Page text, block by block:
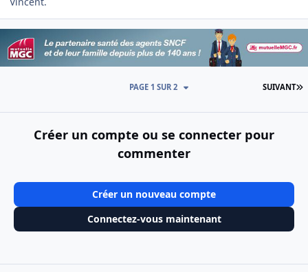
SUIVANT
PAGE 1 SUR 2
Créer un compte ou se connecter pour
commenter
Créer un nouveau compte
Connectez-vous maintenant